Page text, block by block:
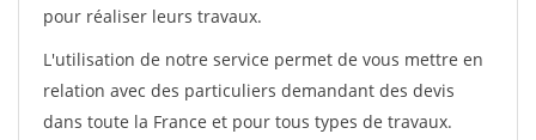
pour réaliser leurs travaux.
L'utilisation de notre service permet de vous mettre en
relation avec des particuliers demandant des devis
dans toute la France et pour tous types de travaux.